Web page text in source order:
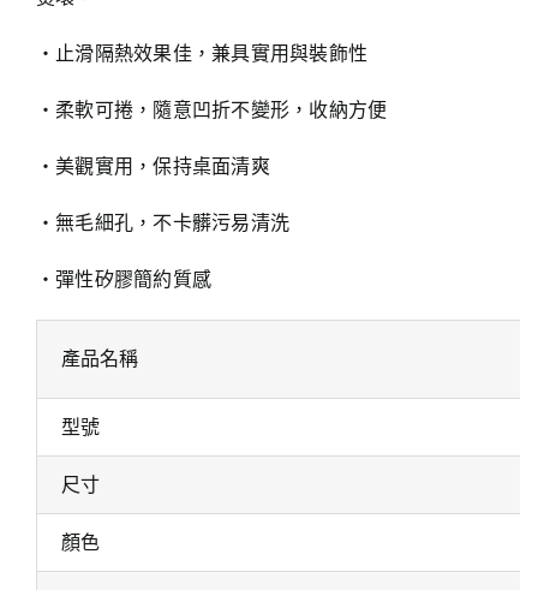
‧止滑隔熱效果佳，兼具實用與裝飾性
‧柔軟可捲，隨意凹折不變形，收納方便
‧美觀實用，保持桌面清爽
‧無毛細孔，不卡髒污易清洗
‧彈性矽膠簡約質感
產品名稱
型號
尺寸
顏色